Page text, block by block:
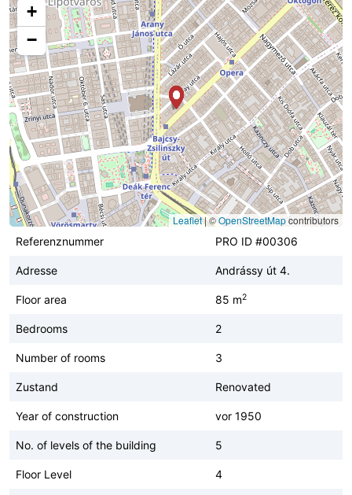
+
−
Leaflet|©OpenStreetMapcontributors
Referenznummer
PRO ID #00306
Adresse Andrássy út 4.
Floor area 85 m2
Bedrooms 2
Number of rooms 3
Zustand Renovated
Year of construction vor 1950
No. of levels of the building 5
Floor Level 4